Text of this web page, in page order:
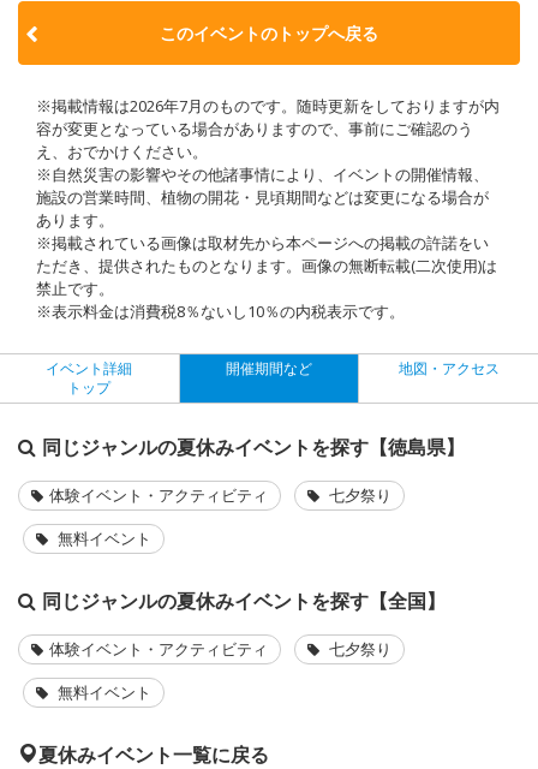
このイベントのトップへ戻る
※掲載情報は2026年7月のものです。随時更新をしておりますが内
容が変更となっている場合がありますので、事前にご確認のう
え、おでかけください。
※自然災害の影響やその他諸事情により、イベントの開催情報、
施設の営業時間、植物の開花・見頃期間などは変更になる場合が
あります。
※掲載されている画像は取材先から本ページへの掲載の許諾をい
ただき、提供されたものとなります。画像の無断転載(二次使用)は
禁止です。
※表示料金は消費税8％ないし10％の内税表示です。
イベント詳細
トップ
開催期間など 地図・アクセス
同じジャンルの夏休みイベントを探す【徳島県】
体験イベント・アクティビティ
七夕祭り
無料イベント
同じジャンルの夏休みイベントを探す【全国】
体験イベント・アクティビティ
七夕祭り
無料イベント
夏休みイベント一覧に戻る